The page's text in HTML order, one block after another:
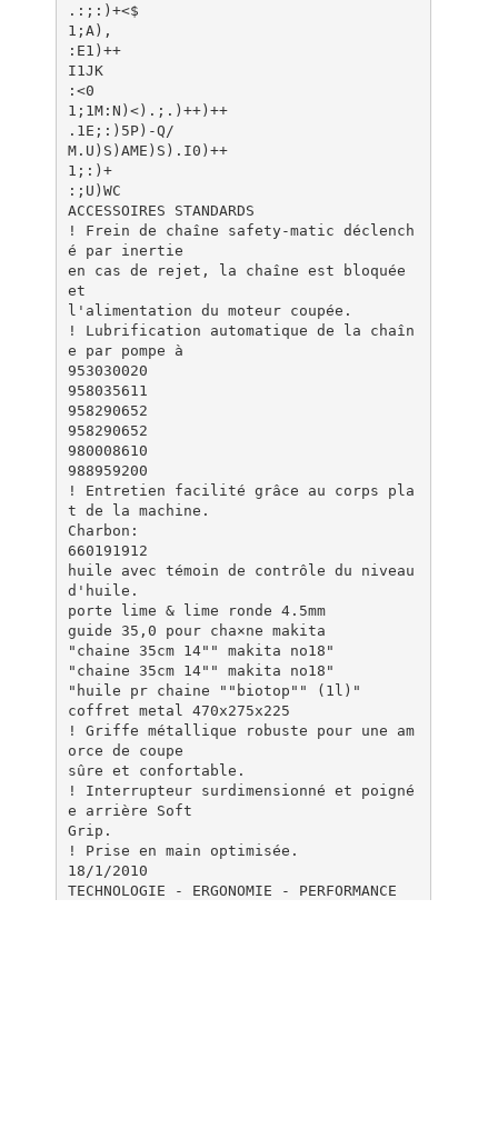
.:;:)+<$
1;A),
:E1)++
I1JK
:<0
1;1M:N)<).;.)++)++
.1E;:)5P)-Q/
M.U)S)AME)S).I0)++
1;:)+
:;U)WC
ACCESSOIRES STANDARDS
! Frein de chaîne safety-matic déclench
é par inertie
en cas de rejet, la chaîne est bloquée
et
l'alimentation du moteur coupée.
! Lubrification automatique de la chaîn
e par pompe à
953030020
958035611
958290652
958290652
980008610
988959200
! Entretien facilité grâce au corps pla
t de la machine.
Charbon:
660191912
huile avec témoin de contrôle du niveau
d'huile.
porte lime & lime ronde 4.5mm
guide 35,0 pour cha×ne makita
"chaine 35cm 14"" makita no18"
"chaine 35cm 14"" makita no18"
"huile pr chaine ""biotop"" (1l)"
coffret metal 470x275x225
! Griffe métallique robuste pour une am
orce de coupe
sûre et confortable.
! Interrupteur surdimensionné et poigné
e arrière Soft
Grip.
! Prise en main optimisée.
18/1/2010
TECHNOLOGIE - ERGONOMIE - PERFORMANCE